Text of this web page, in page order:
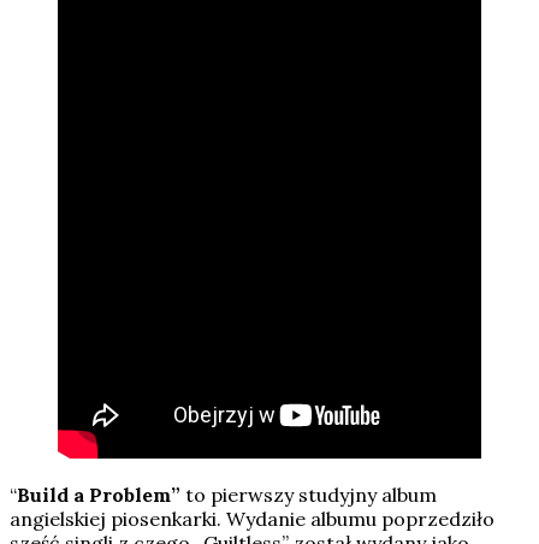
“Build a Problem” to pierwszy studyjny album
angielskiej piosenkarki. Wydanie albumu poprzedziło